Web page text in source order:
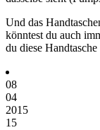
Und das
könntest du auch
du diese
08
04
2015
15